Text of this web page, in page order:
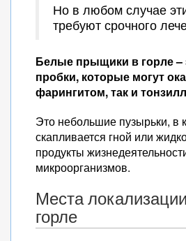
Но в любом случае
требуют срочного
Белые прыщики в горле –
пробки, которые могут
фарингитом, так и
Это небольшие пузырьки, в
скапливается гной или
продукты
микроорганизмов.
Места
горле